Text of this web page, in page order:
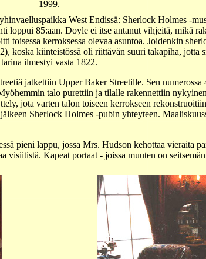
1999.
West Endissä: Sherlock Holmes -
loppui 85:aan. Doyle ei itse antanut vihjeitä, mikä
toisessa kerroksessa olevaa asuntoa. Joidenkin
koska kiinteistössä oli riittävän suuri takapiha, jotta
ilmestyi vasta 1822.
jatkettiin Upper Baker Streetille. Sen
talo purettiin ja tilalle rakennettiin
jota varten talon toiseen kerrokseen
Sherlock Holmes -pubin yhteyteen.
pieni lappu, jossa Mrs. Hudson kehottaa vieraita
Kapeat portaat - joissa muuten on